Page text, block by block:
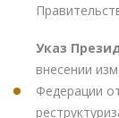
Указ
внесении
Федерации